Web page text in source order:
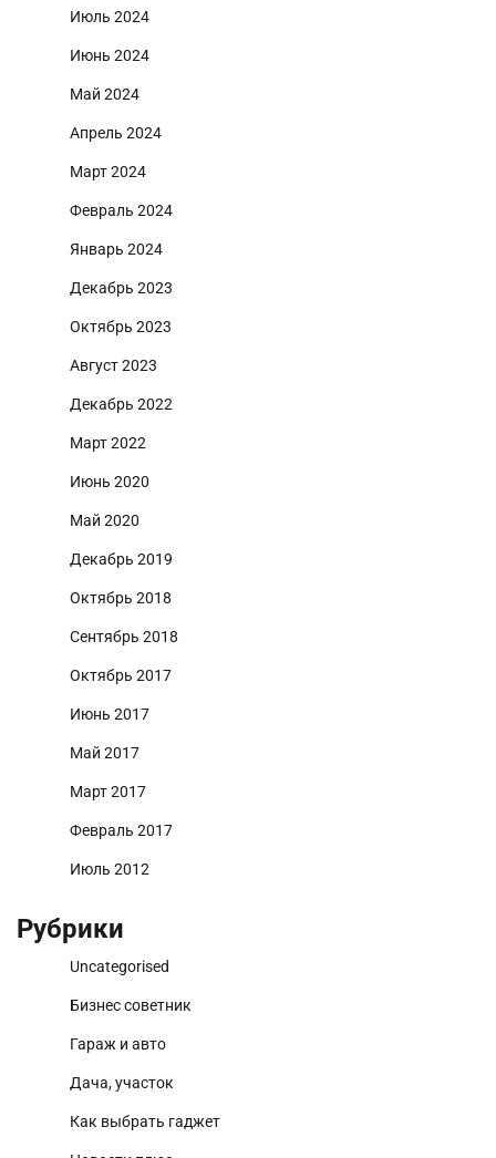
Июль 2024
Июнь 2024
Май 2024
Апрель 2024
Март 2024
Февраль 2024
Январь 2024
Декабрь 2023
Октябрь 2023
Август 2023
Декабрь 2022
Март 2022
Июнь 2020
Май 2020
Декабрь 2019
Октябрь 2018
Сентябрь 2018
Октябрь 2017
Июнь 2017
Май 2017
Март 2017
Февраль 2017
Июль 2012
Рубрики
Uncategorised
Бизнес советник
Гараж и авто
Дача, участок
Как выбрать гаджет